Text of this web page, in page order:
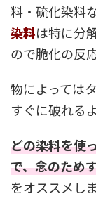
料・硫化染料
染料は特に分
ので脆化の反
物によっては
すぐに破れる
どの染料を使
で、念のため
をオススメしま